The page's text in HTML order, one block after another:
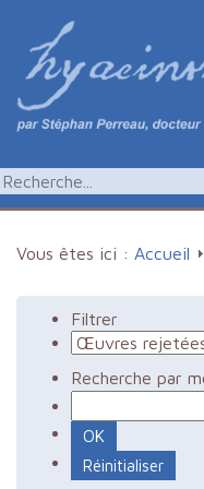
Vous êtes ici : Accueil
Filtrer
Recherche par